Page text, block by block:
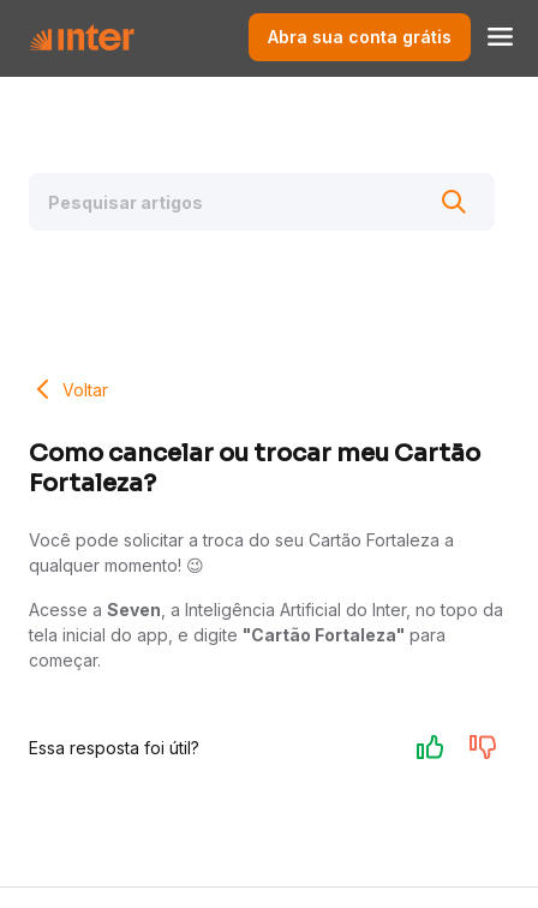
Abra sua conta grátis
Voltar
Como cancelar ou trocar meu Cartão
Fortaleza?
Você pode solicitar a troca do seu Cartão Fortaleza a
qualquer momento! 😉
Acesse a Seven , a Inteligência Artificial do Inter, no topo da
tela inicial do app, e digite "Cartão Fortaleza" para
começar.
Essa resposta foi útil?